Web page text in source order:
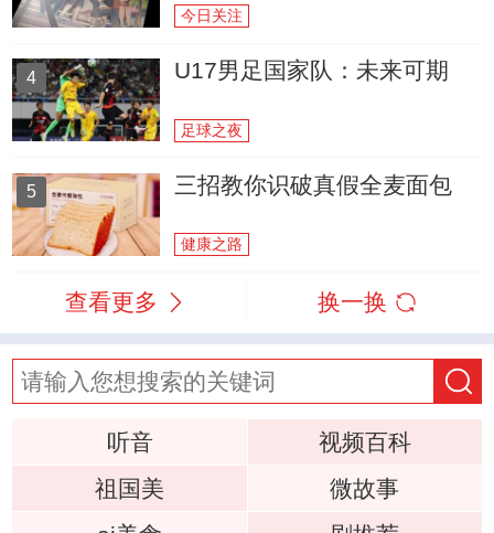
今日关注
4 U17男足国家队：未来可期
足球之夜
5 三招教你识破真假全麦面包
健康之路
查看更多 换一换
听音
视频百科
祖国美
微故事